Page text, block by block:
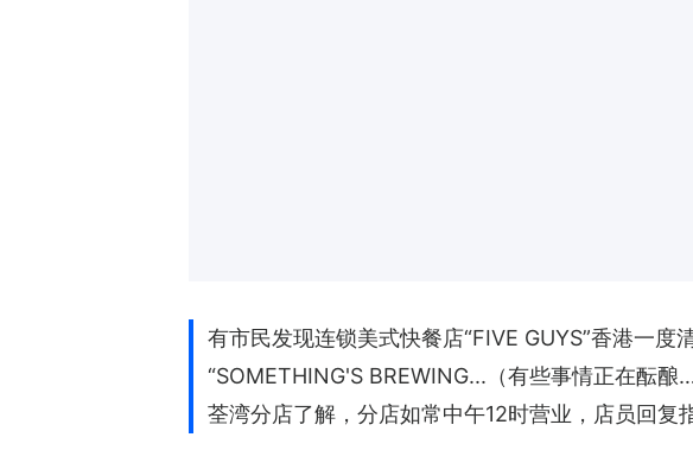
有市民发现连锁美式快餐店“FIVE GUYS”香港一
“SOMETHING'S BREWING...（有些事情正在酝
荃湾分店了解，分店如常中午12时营业，店员回复